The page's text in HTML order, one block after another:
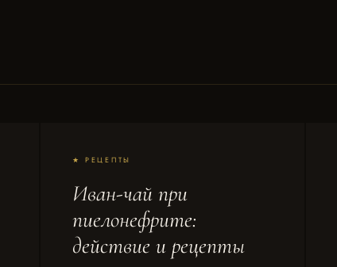
★ РЕЦЕПТЫ
Иван-чай при
пиелонефрите:
действие и рецепты